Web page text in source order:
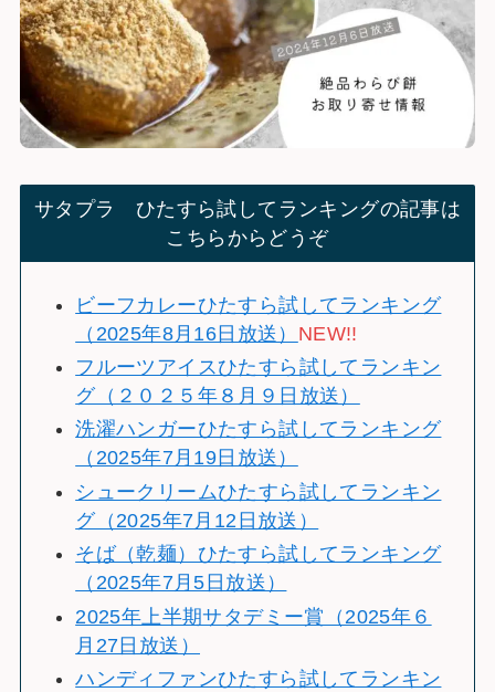
サタプラ ひたすら試してランキングの記事は
こちらからどうぞ
ビーフカレーひたすら試してランキング
（2025年8月16日放送） NEW!!
フルーツアイスひたすら試してランキン
グ（２０２５年８月９日放送）
洗濯ハンガーひたすら試してランキング
（2025年7月19日放送）
シュークリームひたすら試してランキン
グ（2025年7月12日放送）
そば（乾麺）ひたすら試してランキング
（2025年7月5日放送）
2025年上半期サタデミー賞（2025年６
月27日放送）
ハンディファンひたすら試してランキン